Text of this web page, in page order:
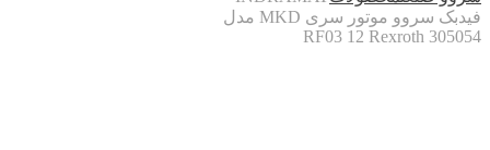
فیدبک سروو موتور سری MKD مدل
RF03 12 Rexroth 305054